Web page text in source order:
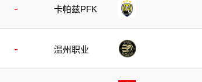
- 卡帕兹PFK
- 温州职业